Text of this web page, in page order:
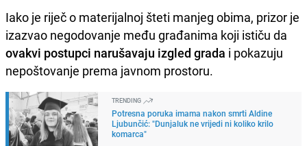
Iako je riječ o materijalnoj šteti manjeg obima, prizor je
izazvao negodovanje među građanima koji ističu da
ovakvi postupci narušavaju izgled grada i pokazuju
nepoštovanje prema javnom prostoru.
TRENDING
Potresna poruka imama nakon smrti Aldine
Ljubunčić: "Dunjaluk ne vrijedi ni koliko krilo
komarca"